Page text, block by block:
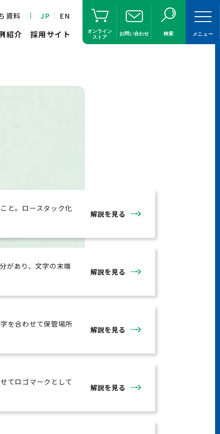
資料 JP EN
紹介 採用サイト
オンライン
ストア
お問い合わせ 検索 メニュー
と。ロースタック化
解説を見る
があり、文字の末端
解説を見る
を合わせて保管場所
解説を見る
てロゴマークとして
解説を見る